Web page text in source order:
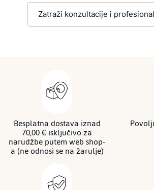
Zatraži konzultacije i
Besplatna dostava iznad
70,00 € isključivo za
narudžbe putem web shop-
a (ne odnosi se na žarulje)